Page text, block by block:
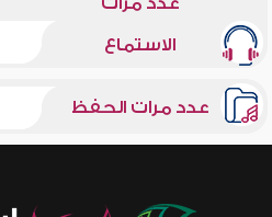
الاستماع
عدد مرات الحفظ